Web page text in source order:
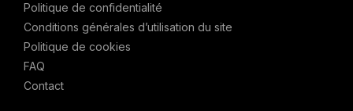
Politique de confidentialité
Conditions générales d’utilisation du site
Politique de cookies
FAQ
Contact